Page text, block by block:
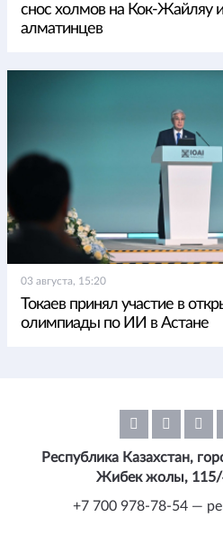
снос холмов на Кок-Жайляу
алматинцев
03 августа, 15:20
Токаев принял участие в
олимпиады по ИИ в Астане
Республика Казахстан,
Жибек жолы, 115/
+7 700 978-78-54 —